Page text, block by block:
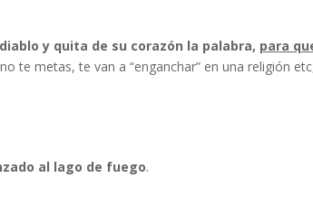
y quita de su corazón la palabra, para
te metas, te van a “enganchar” en una religión
al lago de fuego.